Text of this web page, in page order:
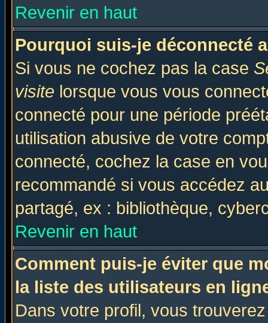
Revenir en haut
Pourquoi suis-je déconnecté
Si vous ne cochez pas la case
visite lorsque vous vous
connecté pour une période
utilisation abusive de votre
connecté, cochez la case en
recommandé si vous accédez
partagé, ex : bibliothèque,
Revenir en haut
Comment puis-je éviter que
la liste des utilisateurs en
Dans votre profil, vous